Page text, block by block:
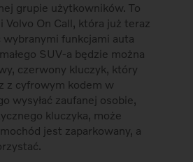
grupie użytkowników. To
Volvo On Call, która już teraz
funkcjami auta
SUV-a będzie można
czerwony kluczyk, który
z cyfrowym kodem w
wysyłać zaufanej osobie,
kluczyka, może
jest zaparkowany, a